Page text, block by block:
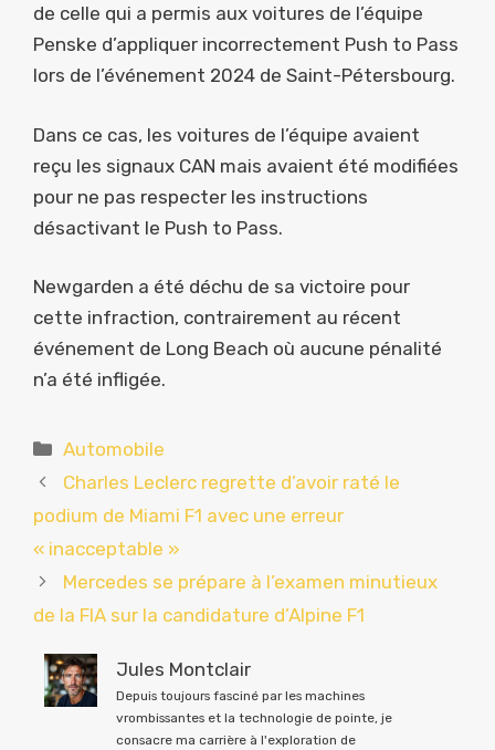
de celle qui a permis aux voitures de l’équipe
Penske d’appliquer incorrectement Push to Pass
lors de l’événement 2024 de Saint-Pétersbourg.
Dans ce cas, les voitures de l’équipe avaient
reçu les signaux CAN mais avaient été modifiées
pour ne pas respecter les instructions
désactivant le Push to Pass.
Newgarden a été déchu de sa victoire pour
cette infraction, contrairement au récent
événement de Long Beach où aucune pénalité
n’a été infligée.
Catégories
Automobile
Charles Leclerc regrette d’avoir raté le
podium de Miami F1 avec une erreur
« inacceptable »
Mercedes se prépare à l’examen minutieux
de la FIA sur la candidature d’Alpine F1
Jules Montclair
Depuis toujours fasciné par les machines
vrombissantes et la technologie de pointe, je
consacre ma carrière à l'exploration de